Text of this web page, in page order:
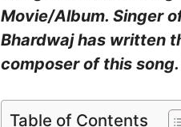
Movie/Album. Singer
Bhardwajhas written
composer of this
Table of Contents